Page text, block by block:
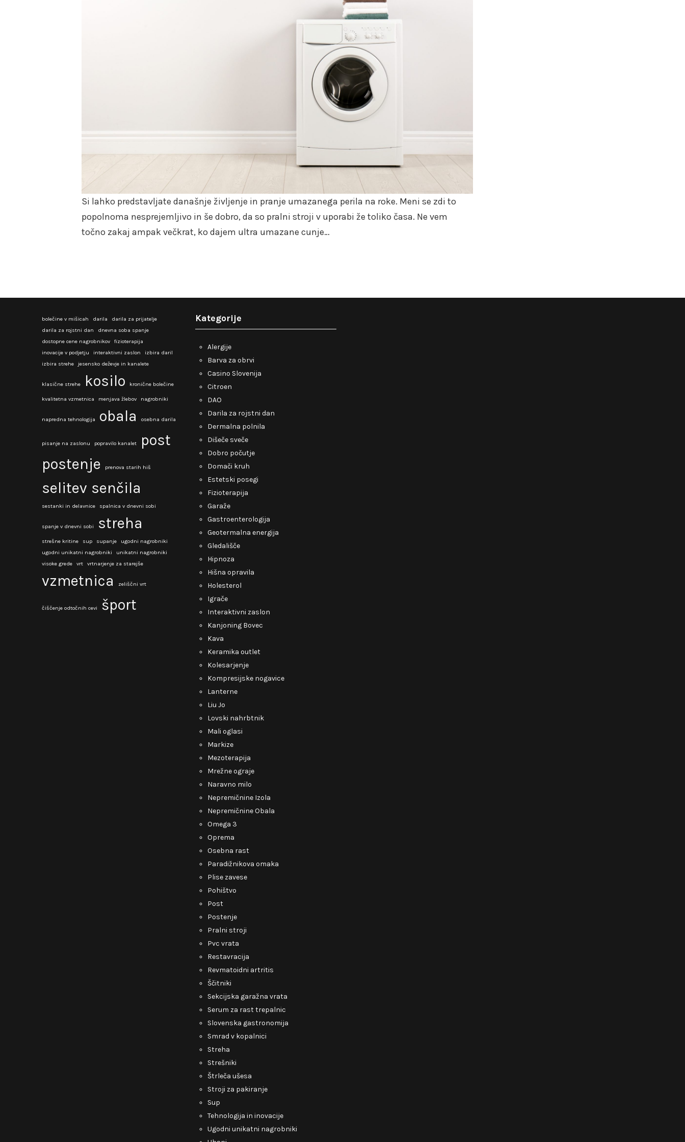
Si lahko predstavljate današnje življenje in pranje umazanega perila na roke. Meni se zdi to
popolnoma nesprejemljivo in še dobro, da so pralni stroji v uporabi že toliko časa. Ne vem
točno zakaj ampak večkrat, ko dajem ultra umazane cunje…
bolečine v mišicah darila
darila za prijatelje
darila za rojstni dan
dnevna soba spanje
dostopne cene nagrobnikov
fizioterapija
inovacije v podjetju
interaktivni zaslon
izbira daril
izbira strehe
jesensko deževje in kanalete
klasične strehe kosilo kronične bolečine
kvalitetna vzmetnica menjava žlebov nagrobniki
napredna tehnologija obala osebna darila
pisanje na zaslonu popravilo kanalet
post
postenje
prenova starih hiš
selitev senčila
sestanki in delavnice spalnica v dnevni sobi
spanje v dnevni sobi streha
strešne kritine sup supanje
ugodni nagrobniki
ugodni unikatni nagrobniki
unikatni nagrobniki
visoke grede
vrt vrtnarjenje za starejše
vzmetnica zeliščni vrt
čiščenje odtočnih cevi šport
Kategorije
Alergije
Barva za obrvi
Casino Slovenija
Citroen
DAO
Darila za rojstni dan
Dermalna polnila
Dišeče sveče
Dobro počutje
Domači kruh
Estetski posegi
Fizioterapija
Garaže
Gastroenterologija
Geotermalna energija
Gledališče
Hipnoza
Hišna opravila
Holesterol
Igrače
Interaktivni zaslon
Kanjoning Bovec
Kava
Keramika outlet
Kolesarjenje
Kompresijske nogavice
Lanterne
Liu Jo
Lovski nahrbtnik
Mali oglasi
Markize
Mezoterapija
Mrežne ograje
Naravno milo
Nepremičnine Izola
Nepremičnine Obala
Omega 3
Oprema
Osebna rast
Paradižnikova omaka
Plise zavese
Pohištvo
Post
Postenje
Pralni stroji
Pvc vrata
Restavracija
Revmatoidni artritis
Ščitniki
Sekcijska garažna vrata
Serum za rast trepalnic
Slovenska gastronomija
Smrad v kopalnici
Streha
Strešniki
Štrleča ušesa
Stroji za pakiranje
Sup
Tehnologija in inovacije
Ugodni unikatni nagrobniki